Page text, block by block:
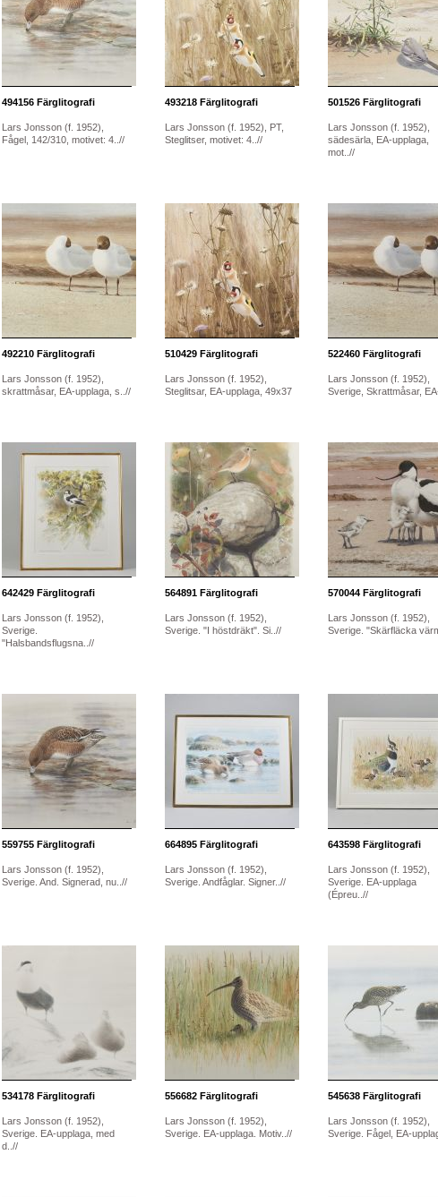
494156Färglitografi
Lars Jonsson (f. 1952),
Fågel, 142/310, motivet: 4..//
493218Färglitografi
Lars Jonsson (f. 1952), PT,
Steglitser, motivet: 4..//
501526Färglitografi
Lars Jonsson (f. 1952),
sädesärla, EA-upplaga,
mot..//
492210Färglitografi
Lars Jonsson (f. 1952),
skrattmåsar, EA-upplaga, s..//
510429Färglitografi
Lars Jonsson (f. 1952),
Steglitsar, EA-upplaga, 49x37
522460Färglitografi
Lars Jonsson (f. 1952),
Sverige, Skrattmåsar,
642429Färglitografi
Lars Jonsson (f. 1952),
Sverige.
"Halsbandsflugsna..//
564891Färglitografi
Lars Jonsson (f. 1952),
Sverige. "I höstdräkt". Si..//
570044Färglitografi
Lars Jonsson (f. 1952),
Sverige. "Skärfläcka
559755Färglitografi
Lars Jonsson (f. 1952),
Sverige. And. Signerad, nu..//
664895Färglitografi
Lars Jonsson (f. 1952),
Sverige. Andfåglar. Signer..//
643598Färglitografi
Lars Jonsson (f. 1952),
Sverige. EA-upplaga
(Épreu..//
534178Färglitografi
Lars Jonsson (f. 1952),
Sverige. EA-upplaga, med
d..//
556682Färglitografi
Lars Jonsson (f. 1952),
Sverige. EA-upplaga. Motiv..//
545638Färglitografi
Lars Jonsson (f. 1952),
Sverige. Fågel, EA-